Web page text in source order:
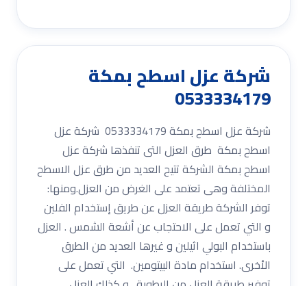
شركة عزل اسطح بمكة
0533334179
شركة عزل اسطح بمكة 0533334179 شركة عزل
اسطح بمكة طرق العزل التى تنفذها شركة عزل
اسطح بمكة الشركة تتيح العديد من طرق عزل الاسطح
المختلفة وهى تعتمد على الغرض من العزل.ومنها:
توفر الشركة طريقة العزل عن طريق إستخدام الفلين
و التي تعمل على الاحتجاب عن أشعة الشمس . العزل
باستخدام البولي اثيلين و غيرها العديد من الطرق
الأخرى. استخدام مادة البيتومين. التي تعمل على